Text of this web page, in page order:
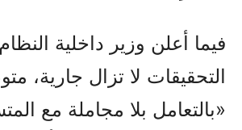
فيما أعلن وزير داخلية
التحقيقات لا تزال جارية،
«بالتعامل بلا مجاملة مع